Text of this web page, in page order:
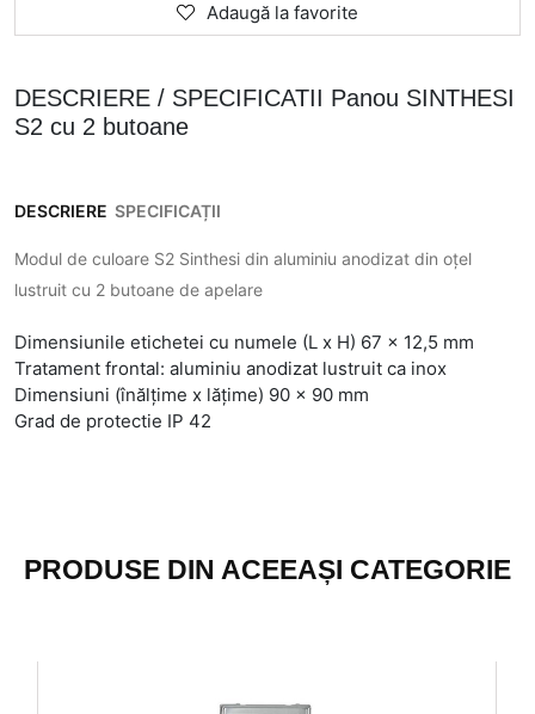
Adaugă la favorite
DESCRIERE / SPECIFICATII Panou SINTHESI
S2 cu 2 butoane
DESCRIERE SPECIFICAȚII
Modul de culoare S2 Sinthesi din aluminiu anodizat din oțel
lustruit cu 2 butoane de apelare
Dimensiunile etichetei cu numele (L x H) 67 x 12,5 mm
Tratament frontal: aluminiu anodizat lustruit ca inox
Dimensiuni (înălțime x lățime) 90 x 90 mm
Grad de protectie IP 42
PRODUSE DIN ACEEAȘI CATEGORIE